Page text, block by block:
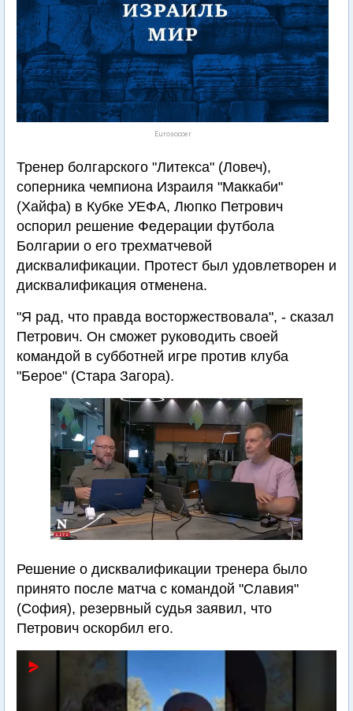
Eurosoccer
Тренер болгарского "Литекса" (Ловеч),
соперника чемпиона Израиля "Маккаби"
(Хайфа) в Кубке УЕФА, Люпко Петрович
оспорил решение Федерации футбола
Болгарии о его трехматчевой
дисквалификации. Протест был удовлетворен и
дисквалификация отменена.
"Я рад, что правда восторжествовала", - сказал
Петрович. Он сможет руководить своей
командой в субботней игре против клуба
"Берое" (Стара Загора).
Решение о дисквалификации тренера было
принято после матча с командой "Славия"
(София), резервный судья заявил, что
Петрович оскорбил его.